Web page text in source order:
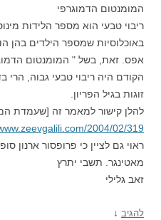
המומנטום הדמוגרפי
ריבוי טבעי הוא מספר הלידות
אפס. זאת, בשל " המומנטום
הקודם היה ריבוי טבעי גבוה, הרי
זוגות בגיל הפריון.
להלן קישור למאמר זה [שעמדת
2004/02/319
ראוי גם לציין כי פרופסור ארנון
מאטינגר. תשבי יתרץ
זאב גלילי
להגיב ↓